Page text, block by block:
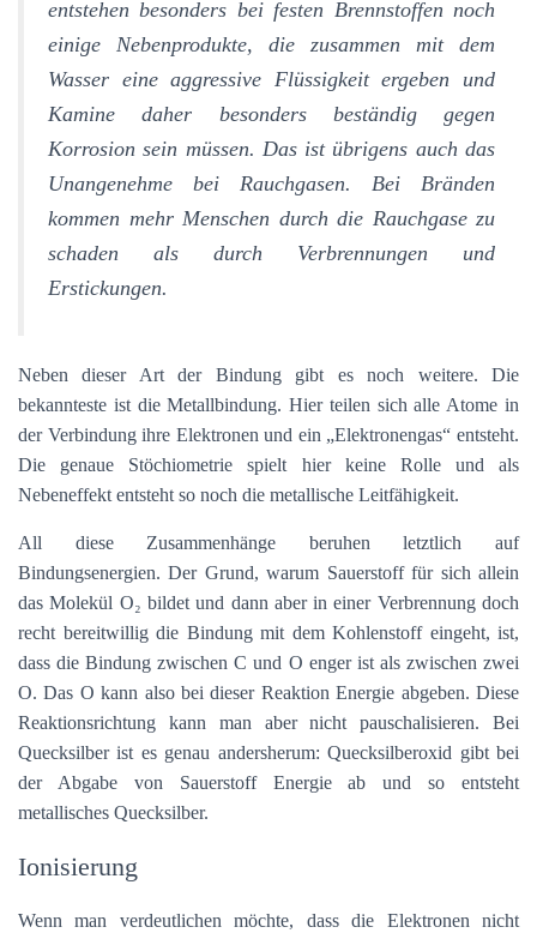
entstehen besonders bei festen Brennstoffen noch
einige Nebenprodukte, die zusammen mit dem
Wasser eine aggressive Flüssigkeit ergeben und
Kamine daher besonders beständig gegen
Korrosion sein müssen. Das ist übrigens auch das
Unangenehme bei Rauchgasen. Bei Bränden
kommen mehr Menschen durch die Rauchgase zu
schaden als durch Verbrennungen und
Erstickungen.
Neben dieser Art der Bindung gibt es noch weitere. Die
bekannteste ist die Metallbindung. Hier teilen sich alle Atome in
der Verbindung ihre Elektronen und ein „Elektronengas“ entsteht.
Die genaue Stöchiometrie spielt hier keine Rolle und als
Nebeneffekt entsteht so noch die metallische Leitfähigkeit.
All diese Zusammenhänge beruhen letztlich auf
Bindungsenergien. Der Grund, warum Sauerstoff für sich allein
das Molekül O₂ bildet und dann aber in einer Verbrennung doch
recht bereitwillig die Bindung mit dem Kohlenstoff eingeht, ist,
dass die Bindung zwischen C und O enger ist als zwischen zwei
O. Das O kann also bei dieser Reaktion Energie abgeben. Diese
Reaktionsrichtung kann man aber nicht pauschalisieren. Bei
Quecksilber ist es genau andersherum: Quecksilberoxid gibt bei
der Abgabe von Sauerstoff Energie ab und so entsteht
metallisches Quecksilber.
Ionisierung
Wenn man verdeutlichen möchte, dass die Elektronen nicht